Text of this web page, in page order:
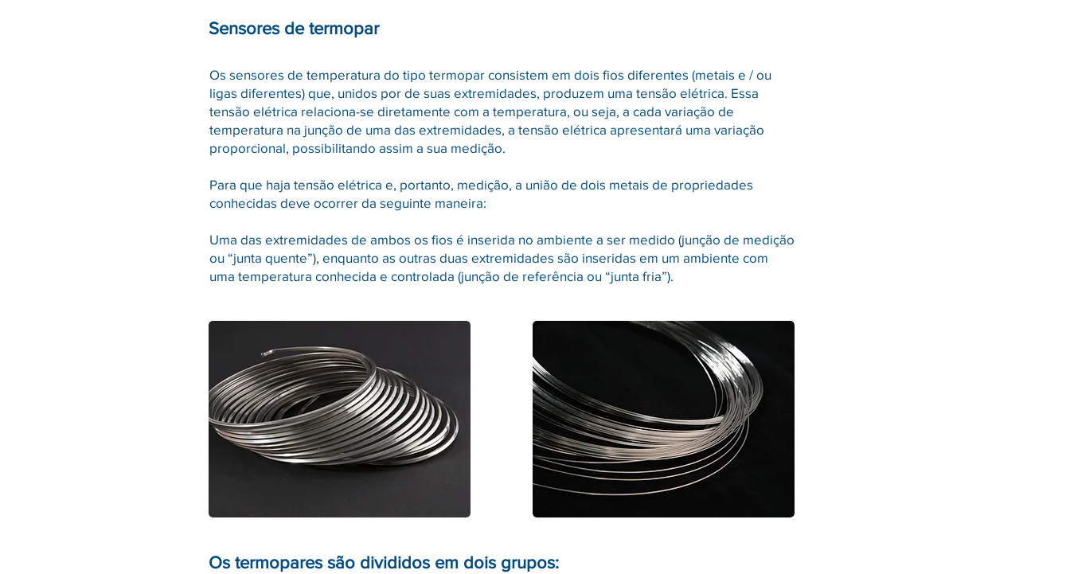
Sensores de termopar
Os sensores de temperatura do tipo termopar consistem em dois fios diferentes (metais e / ou
ligas diferentes) que, unidos por de suas extremidades, produzem uma tensão elétrica. Essa
tensão elétrica relaciona-se diretamente com a temperatura, ou seja, a cada variação de
temperatura na junção de uma das extremidades, a tensão elétrica apresentará uma variação
proporcional, possibilitando assim a sua medição.
Para que haja tensão elétrica e, portanto, medição, a união de dois metais de propriedades
conhecidas deve ocorrer da seguinte maneira:
Uma das extremidades de ambos os fios é inserida no ambiente a ser medido (junção de medição
ou “junta quente”), enquanto as outras duas extremidades são inseridas em um ambiente com
uma temperatura conhecida e controlada (junção de referência ou “junta fria”).
Os termopares são divididos em dois grupos: